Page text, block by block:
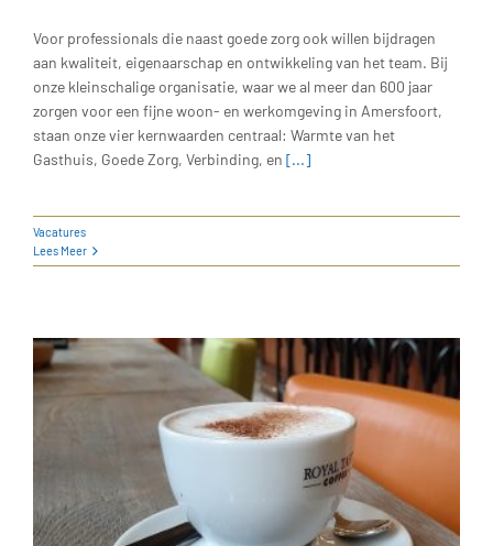
Voor professionals die naast goede zorg ook willen bijdragen
aan kwaliteit, eigenaarschap en ontwikkeling van het team. Bij
onze kleinschalige organisatie, waar we al meer dan 600 jaar
zorgen voor een fijne woon- en werkomgeving in Amersfoort,
staan onze vier kernwaarden centraal: Warmte van het
Gasthuis, Goede Zorg, Verbinding, en [...]
Vacatures
Lees Meer